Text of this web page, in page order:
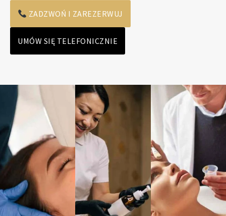
ZADZWOŃ I ZAREZERWUJ
UMÓW SIĘ TELEFONICZNIE